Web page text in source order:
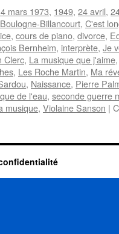
mars 1973, 1949, 24 avril,
Boulogne-Billancourt, C'est
, cours de piano, divorce,
Bernheim, interprète, Je
Clerc, La musique que j'aime
, Les Roche Martin, Ma
, Naissance, Pierre
de l'eau, seconde guerre
musique, Violaine Sanson |